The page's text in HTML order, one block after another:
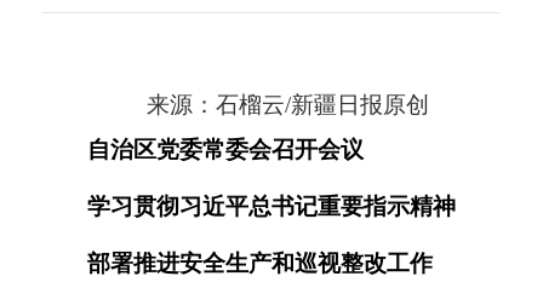
来源：石榴云/新疆日报原创
自治区党委常委会召开会议
学习贯彻习近平总书记重要指示精神
部署推进安全生产和巡视整改工作